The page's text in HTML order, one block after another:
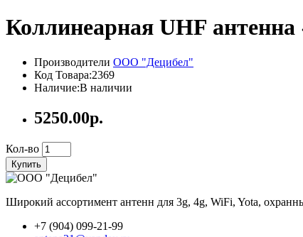
Коллинеарная UHF антенна
Производители ООО "Децибел"
Код Товара:2369
Наличие:В наличии
5250.00р.
Кол-во
Купить
Широкий ассортимент антенн для 3g, 4g, WiFi, Yota,
+7 (904) 099-21-99